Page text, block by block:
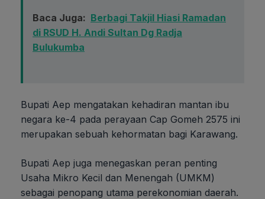
Baca Juga: Berbagi Takjil Hiasi Ramadan
di RSUD H. Andi Sultan Dg Radja
Bulukumba
Bupati Aep mengatakan kehadiran mantan ibu
negara ke-4 pada perayaan Cap Gomeh 2575 ini
merupakan sebuah kehormatan bagi Karawang.
Bupati Aep juga menegaskan peran penting
Usaha Mikro Kecil dan Menengah (UMKM)
sebagai penopang utama perekonomian daerah.